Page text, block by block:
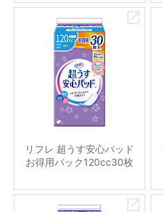
リフレ 超うす安心パッド
お得用パック120cc30枚